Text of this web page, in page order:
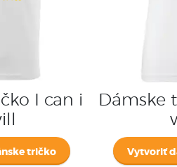
I can i
tričko
Dámske
Vytvoriť